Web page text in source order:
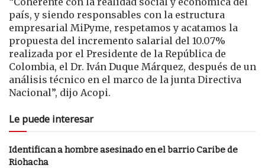
país, y siendo responsables con la estructura
empresarial MiPyme, respetamos y acatamos la
propuesta del incremento salarial del 10.07%
realizada por el Presidente de la República de
Colombia, el Dr. Iván Duque Márquez, después de un
análisis técnico en el marco de la junta Directiva
Nacional”, dijo Acopi.
Le puede interesar
Identifican a hombre asesinado en el barrio Caribe de
Riohacha